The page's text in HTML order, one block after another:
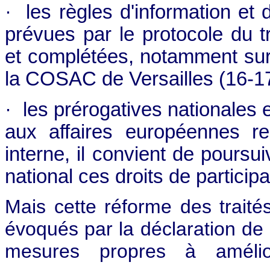
· les règles d'information et
prévues par le protocole du
et complétées, notamment
la COSAC de Versailles (16-
· les prérogatives nationales
aux affaires européennes
interne, il convient de
national ces droits de
Mais cette réforme des
évoqués par la déclaration
mesures propres à